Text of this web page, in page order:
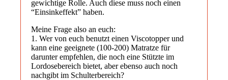
gewichtige Rolle. Auch diese muss noch einen
“Einsinkeffekt” haben.
Meine Frage also an euch:
1. Wer von euch benutzt einen Viscotopper und
kann eine geeignete (100-200) Matratze für
darunter empfehlen, die noch eine Stützte im
Lordosebereich bietet, aber ebenso auch noch
nachgibt im Schulterbereich?